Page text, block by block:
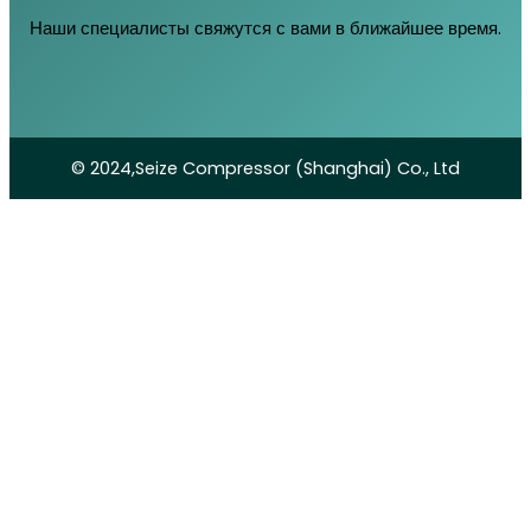
Наши специалисты свяжутся с вами в ближайшее время.
© 2024,Seize Compressor (Shanghai) Co., Ltd